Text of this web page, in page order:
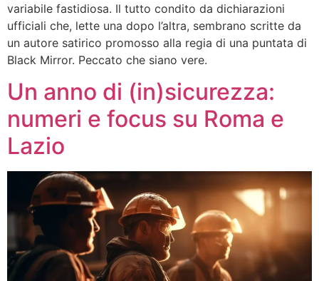
variabile fastidiosa. Il tutto condito da dichiarazioni
ufficiali che, lette una dopo l’altra, sembrano scritte da
un autore satirico promosso alla regia di una puntata di
Black Mirror. Peccato che siano vere.
Un anno di (in)sicurezza:
numeri e focus su Roma e
Lazio